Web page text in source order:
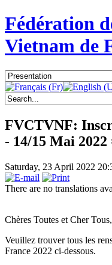
Fédération
Vietnam de
FVCTVNF:
- 14/15 Mai
Saturday, 23 April 2022
There are no translations
Chères Toutes et Cher Tous,
Veuillez trouver tous les
France 2022 ci-dessous.